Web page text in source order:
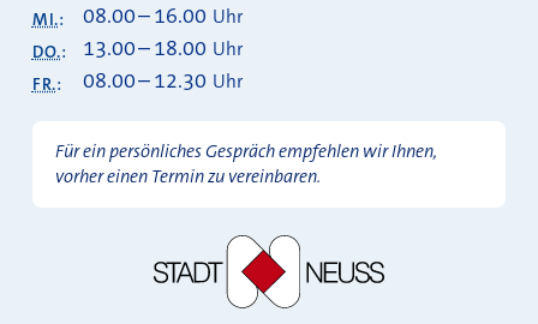
MI.: 08.00–16.00 Uhr
DO.: 13.00–18.00 Uhr
FR.: 08.00–12.30 Uhr
Für ein persönliches Gespräch empfehlen wir Ihnen,
vorher einen Termin zu vereinbaren.